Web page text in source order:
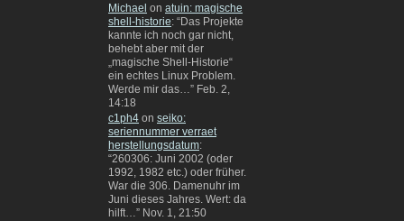
Michael on atuin: magische
shell-historie: “Das Projekte
kannte ich noch gar nicht,
behebt aber mit der
„magische Shell-Historie“
ein echtes Linux Problem.
Werde mir das… ” Feb. 2,
14:18
c1ph4 on seiko:
seriennummer verraet
herstellungsdatum:
“260306: Juni 2002 (oder
1992, 1982 etc.) oder früher.
War die 306. Damenuhr im
Juni dieses Jahres. Wert: da
hilft…” Nov. 1, 21:50